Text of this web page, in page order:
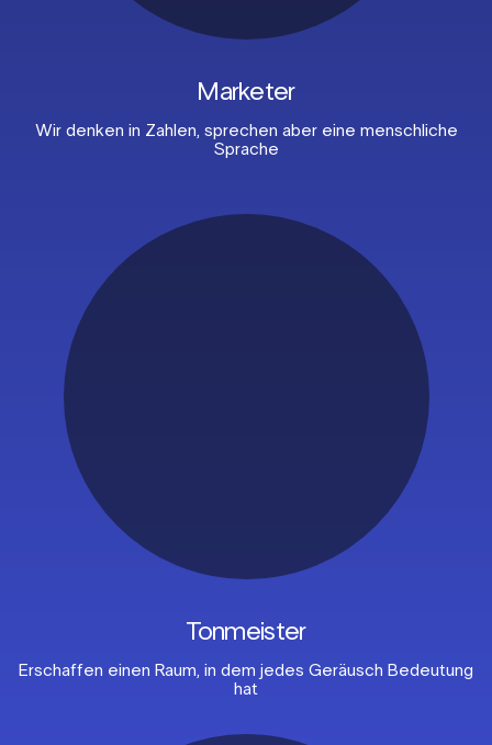
Marketer
Wir denken in Zahlen, sprechen aber eine menschliche
Sprache
Tonmeister
Erschaffen einen Raum, in dem jedes Geräusch Bedeutung
hat